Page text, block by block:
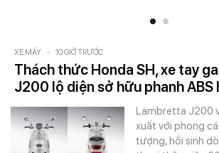
XE MÁY - 10 GIỜ TRƯỚC
Thách thức Honda SH, xe tay
J200 lộ diện sở hữu phanh ABS
Lambretta J200
xuất với phong
tượng, hồi sinh